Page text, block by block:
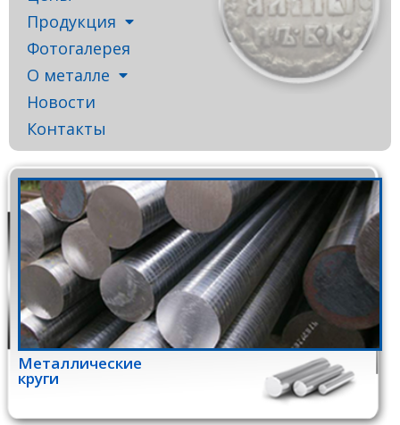
Продукция
Фотогалерея
О металле
Новости
Контакты
Металлические
круги